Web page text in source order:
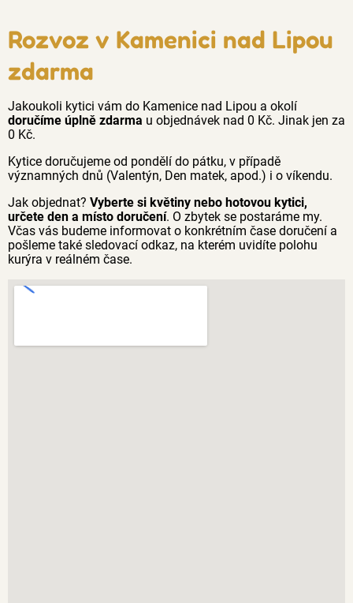
Rozvoz v Kamenici nad Lipou
zdarma
Jakoukoli kytici vám do Kamenice nad Lipou a okolí
doručíme úplně zdarma u objednávek nad 0 Kč. Jinak jen za
0 Kč.
Kytice doručujeme od pondělí do pátku, v případě
významných dnů (Valentýn, Den matek, apod.) i o víkendu.
Jak objednat? Vyberte si květiny nebo hotovou kytici,
určete den a místo doručení. O zbytek se postaráme my.
Včas vás budeme informovat o konkrétním čase doručení a
pošleme také sledovací odkaz, na kterém uvidíte polohu
kurýra v reálném čase.